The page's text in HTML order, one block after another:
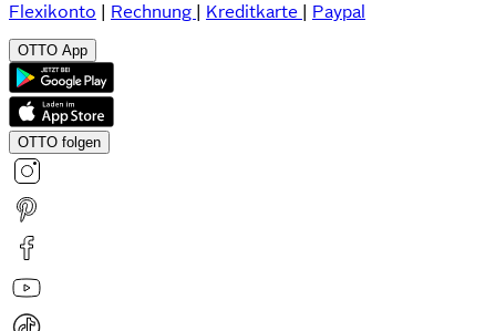
Flexikonto Rechnung Kreditkarte Paypal
OTTO App
OTTO folgen